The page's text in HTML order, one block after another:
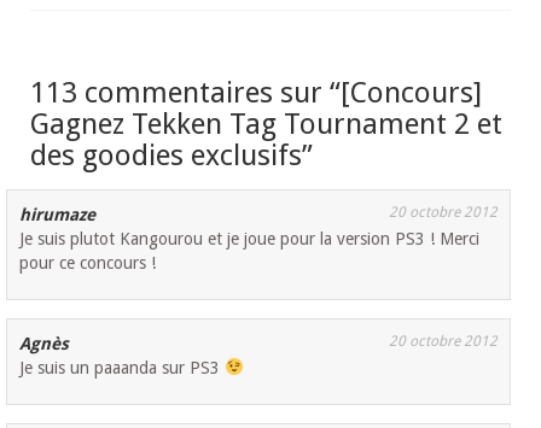
113 commentaires sur “[Concours]
Gagnez Tekken Tag Tournament 2 et
des goodies exclusifs”
hirumaze 20 octobre 2012
Je suis plutot Kangourou et je joue pour la version PS3 ! Merci
pour ce concours !
Agnès 20 octobre 2012
Je suis un paaanda sur PS3